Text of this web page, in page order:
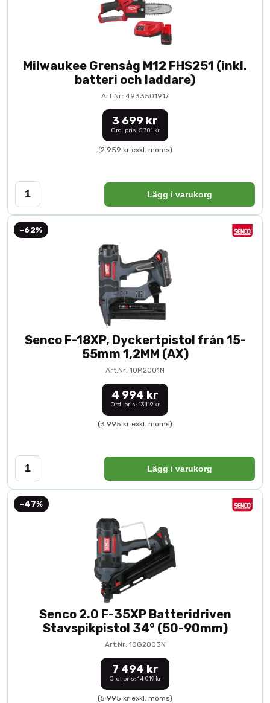
Milwaukee Grensåg M12 FHS251 (inkl.
batteri och laddare)
Art.Nr: 4933501917
3 699 kr
Ord. pris: 5 781 kr
(2 959 kr exkl. moms)
Lägg i varukorg
-62%
Senco F-18XP, Dyckertpistol från 15-
55mm 1,2MM (AX)
Art.Nr: 10M2001N
4 994 kr
Ord. pris: 13 119 kr
(3 995 kr exkl. moms)
Lägg i varukorg
-47%
Senco 2.0 F-35XP Batteridriven
Stavspikpistol 34° (50-90mm)
Art.Nr: 10G2003N
7 494 kr
Ord. pris: 14 019 kr
(5 995 kr exkl. moms)